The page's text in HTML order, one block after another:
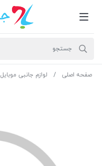
صفحه اصلی لوازم جانبی موبایل